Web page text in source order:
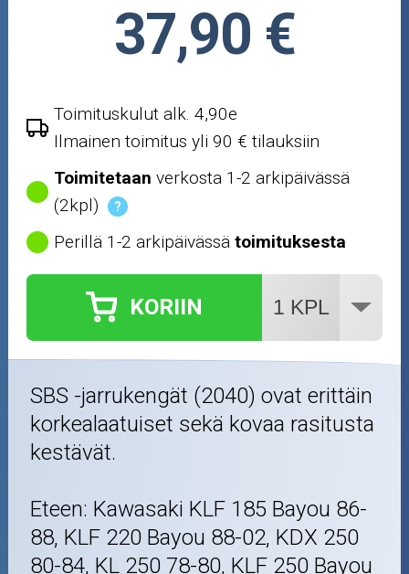
Outlet-tuotteet37,90 €
Toimituskulut alk. 4,90e
Ilmainen toimitus yli 90 € tilauksiin
Toimitetaan verkosta 1-2 arkipäivässä
(2kpl)
?
Perillä 1-2 arkipäivässätoimituksesta
KORIIN
SBS -jarrukengät (2040) ovat erittäin
korkealaatuiset sekä kovaa rasitusta
kestävät.
Eteen: Kawasaki KLF 185 Bayou 86-
88, KLF 220 Bayou 88-02, KDX 250
80-84, KL 250 78-80, KLF 250 Bayou